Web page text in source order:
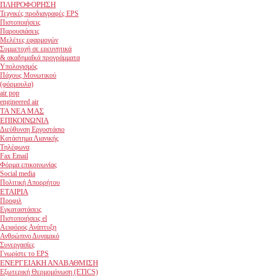
ΠΛΗΡΟΦΟΡΗΣΗ
Τεχνικές προδιαγραφές EPS
Πιστοποιήσεις
Παρουσιάσεις
Μελέτες εφαρμογών
Συμμετοχή σε ερευνητικά
& ακαδημαΐκά προγράμματα
Υπολογισμός
Πάχους Μονωτικού
(φόρμουλα)
air pop
engineered air
ΤΑ ΝΕΑ ΜΑΣ
ΕΠΙΚΟΙΝΩΝΙΑ
Διεύθυνση Εργοστάσιο
Κατάστημα Λιανικής
Τηλέφωνα
Fax Email
Φόρμα επικοινωνίας
Social media
Πολιτική Απορρήτου
ΕΤΑΙΡΙΑ
Προφιλ
Εγκαταστάσεις
Πιστοποιήσεις el
Αειφόρος Ανάπτυξη
Ανθρώπινο Δυναμικό
Συνεργασίες
Γνωρίστε το EPS
ΕΝΕΡΓΕΙΑΚΗ ΑΝΑΒΑΘΜΙΣΗ
Εξωτερική Θερμομόνωση (ETICS)